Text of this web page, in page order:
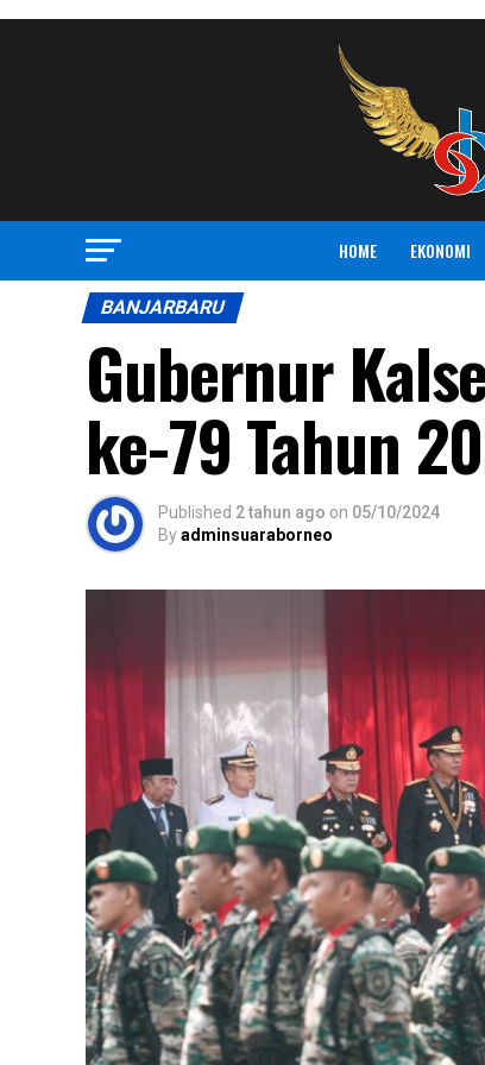
HOME EKONOMI
BANJARBARU
Gubernur
ke-79 Tahun
Published 2 tahun ago on 05/10/2024
Byadminsuaraborneo